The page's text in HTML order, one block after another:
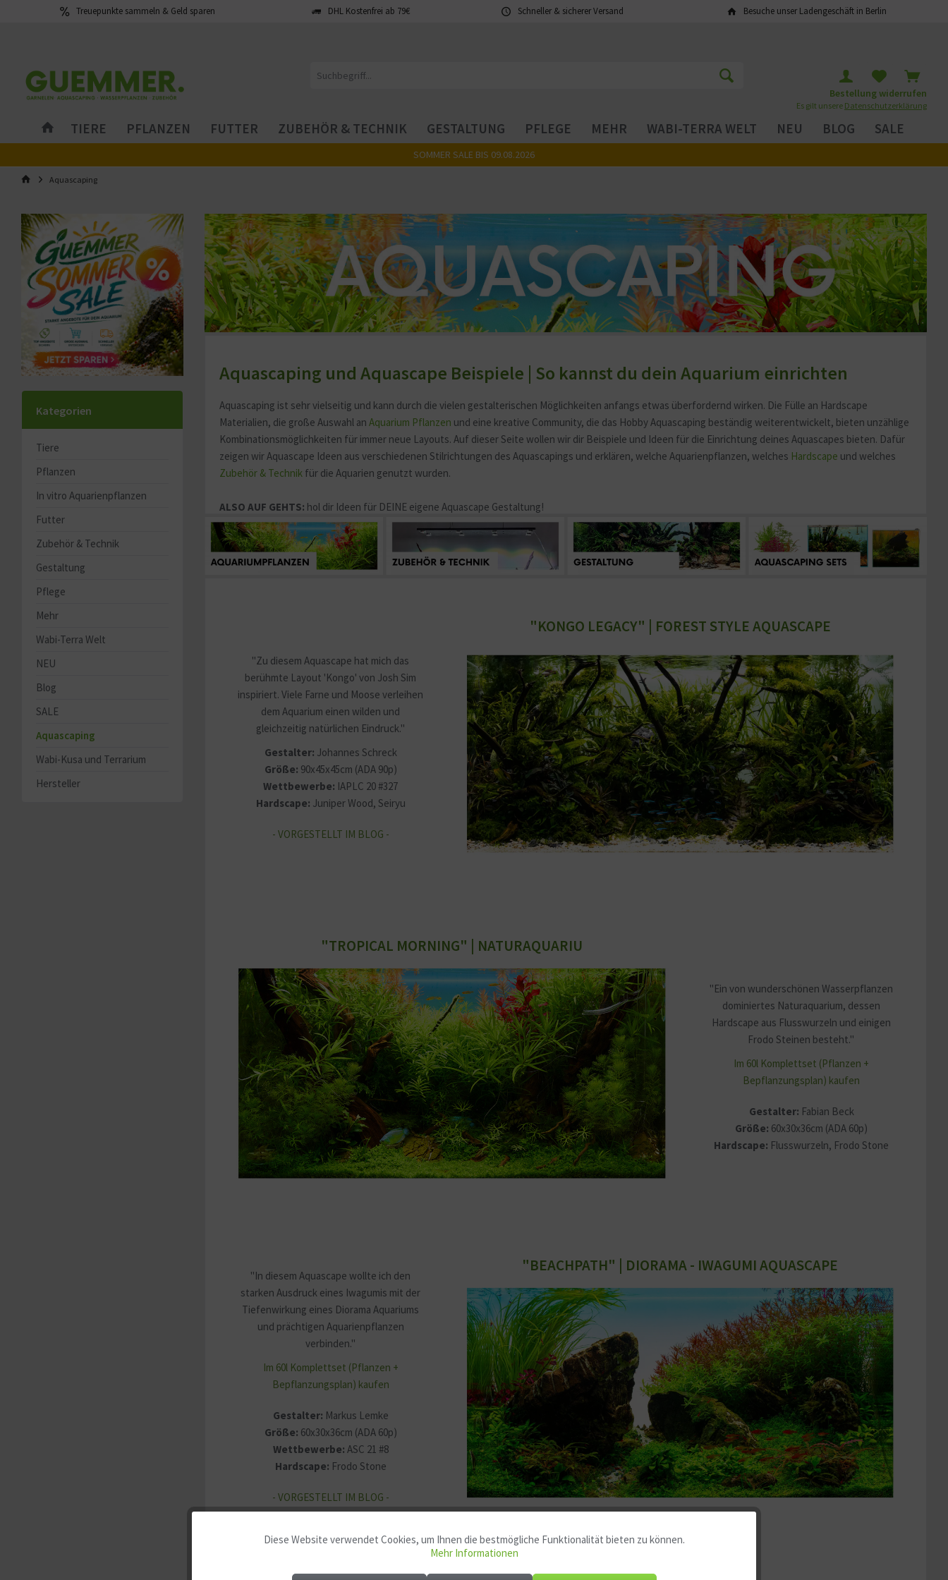
Treuepunkte sammeln & Geld sparen DHL Kostenfrei ab 79€ Schneller & sicherer Versand Besuche unser Ladengeschäft in Berlin
Bestellung widerrufen
Es gilt unsere Datenschutzerklärung
TIERE PFLANZEN FUTTER ZUBEHÖR & TECHNIK GESTALTUNG PFLEGE MEHR WABI-TERRA WELT NEU BLOG SALE
SOMMER SALE BIS 09.08.2026
Aquascaping
Kategorien
Tiere
Pflanzen
In vitro Aquarienpflanzen
Futter
Zubehör & Technik
Gestaltung
Pflege
Mehr
Wabi-Terra Welt
NEU
Blog
SALE
Aquascaping
Wabi-Kusa und Terrarium
Hersteller
Aquascaping und Aquascape Beispiele | So kannst du dein Aquarium einrichten
Aquascaping ist sehr vielseitig und kann durch die vielen gestalterischen Möglichkeiten anfangs etwas überfordernd wirken. Die Fülle an Hardscape
Materialien, die große Auswahl an Aquarium Pflanzen und eine kreative Community, die das Hobby Aquascaping beständig weiterentwickelt, bieten unzählige
Kombinationsmöglichkeiten für immer neue Layouts. Auf dieser Seite wollen wir dir Beispiele und Ideen für die Einrichtung deines Aquascapes bieten. Dafür
zeigen wir Aquascape Ideen aus verschiedenen Stilrichtungen des Aquascapings und erklären, welche Aquarienpflanzen, welches Hardscape und welches
Zubehör & Technik für die Aquarien genutzt wurden.
ALSO AUF GEHTS: hol dir Ideen für DEINE eigene Aquascape Gestaltung!
"Zu diesem Aquascape hat mich das
berühmte Layout 'Kongo' von Josh Sim
inspiriert. Viele Farne und Moose verleihen
dem Aquarium einen wilden und
gleichzeitig natürlichen Eindruck."
Gestalter: Johannes Schreck
Größe: 90x45x45cm (ADA 90p)
Wettbewerbe: IAPLC 20 #327
Hardscape: Juniper Wood, Seiryu
- VORGESTELLT IM BLOG -
"KONGO LEGACY" | FOREST STYLE AQUASCAPE
"TROPICAL MORNING" | NATURAQUARIU
"Ein von wunderschönen Wasserpflanzen
dominiertes Naturaquarium, dessen
Hardscape aus Flusswurzeln und einigen
Frodo Steinen besteht."
Im 60l Komplettset (Pflanzen +
Bepflanzungsplan) kaufen
Gestalter: Fabian Beck
Größe: 60x30x36cm (ADA 60p)
Hardscape: Flusswurzeln, Frodo Stone
"In diesem Aquascape wollte ich den
starken Ausdruck eines Iwagumis mit der
Tiefenwirkung eines Diorama Aquariums
und prächtigen Aquarienpflanzen
verbinden."
Im 60l Komplettset (Pflanzen +
Bepflanzungsplan) kaufen
Gestalter: Markus Lemke
Größe: 60x30x36cm (ADA 60p)
Wettbewerbe: ASC 21 #8
Hardscape: Frodo Stone
- VORGESTELLT IM BLOG -
"BEACHPATH" | DIORAMA - IWAGUMI AQUASCAPE
Funktionale Aktiv
Diese Website verwendet Cookies, um Ihnen die bestmögliche Funktionalität bieten zu können.
Mehr Informationen